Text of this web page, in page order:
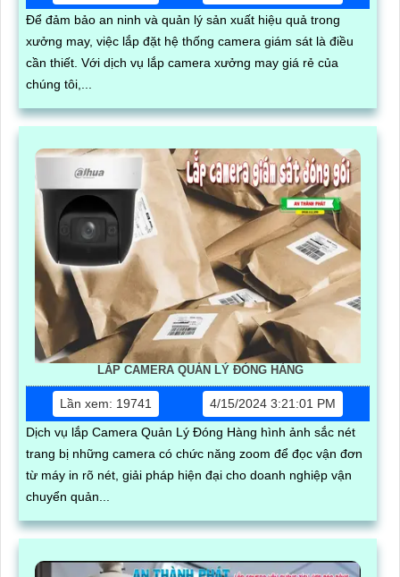
Để đảm bảo an ninh và quản lý sản xuất hiệu quả trong
xưởng may, việc lắp đặt hệ thống camera giám sát là điều
cần thiết. Với dịch vụ lắp camera xưởng may giá rẻ của
chúng tôi,...
LẮP CAMERA QUẢN LÝ ĐÓNG HÀNG
Lần xem: 19741
4/15/2024 3:21:01 PM
Dịch vụ lắp Camera Quản Lý Đóng Hàng hình ảnh sắc nét
trang bị những camera có chức năng zoom để đọc vận đơn
từ máy in rõ nét, giải pháp hiện đại cho doanh nghiệp vận
chuyển quản...